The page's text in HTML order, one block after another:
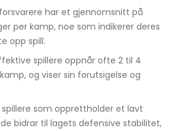
har et gjennomsnitt på
per kamp, noe som indikerer deres
opp spill.
spillere oppnår ofte 2 til 4
og viser sin forutsigelse og
som opprettholder et lavt
bidrar til lagets defensive stabilitet,